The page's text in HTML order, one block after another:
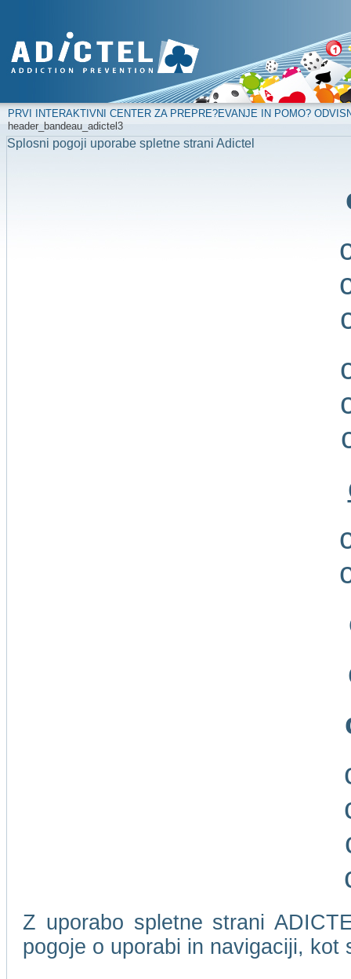
PRVI INTERAKTIVNI CENTER ZA PREPRE?EVANJE IN POMO?
header_bandeau_adictel3
Splosni pogoji uporabe spletne strani Adictel
Z uporabo spletne strani
pogoje o uporabi in navigaciji, kot